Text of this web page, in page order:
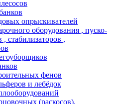
опрыскивателей
оборудования , пуско-
, стабилизаторов ,
фенов
и лебёдок
(раскосов),